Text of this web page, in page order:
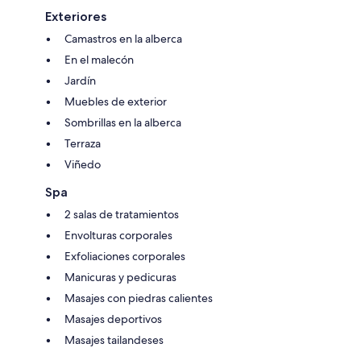
Exteriores
Camastros en la alberca
En el malecón
Jardín
Muebles de exterior
Sombrillas en la alberca
Terraza
Viñedo
Spa
2 salas de tratamientos
Envolturas corporales
Exfoliaciones corporales
Manicuras y pedicuras
Masajes con piedras calientes
Masajes deportivos
Masajes tailandeses